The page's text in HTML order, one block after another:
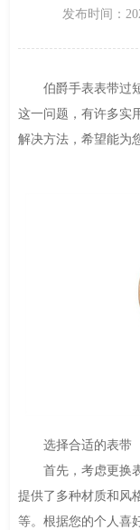
发布时间：
伯爵手表表带过短
这一问题，有许多实
解决方法，希望能为
选择合适的表带
首先，考虑更换表
提供了多种材质和风
等。根据您的个人喜